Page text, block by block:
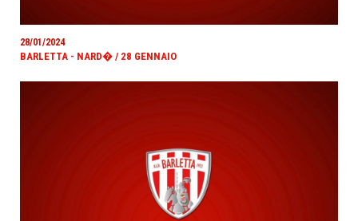
28/01/2024
BARLETTA - NARD� / 28 GENNAIO